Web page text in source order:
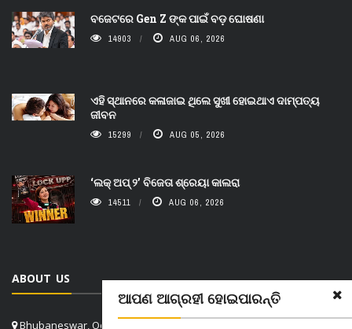
ଆପଣ ଆଗ୍ରହୀ ହୋଇପାରନ୍ତି
ବଜେଟରେ Gen Z ଙ୍କ ପାଇଁ ବଡ଼ ଘୋଷଣା
14903 AUG 06, 2026
ଏହି ସ୍ଥାନରେ କଳାଜାଇ ଥିଲେ ସୁଖୀ ହୋଇଥାଏ ଦାମ୍ପତ୍ୟ
ଜୀବନ
15299 AUG 05, 2026
‘ଲକ୍ ଅପ୍ ୨’ ବିଜେତା ଶ୍ରେୟା କାଲରା
14511 AUG 06, 2026
ABOUT US
Bhubaneswar, Odisha, India